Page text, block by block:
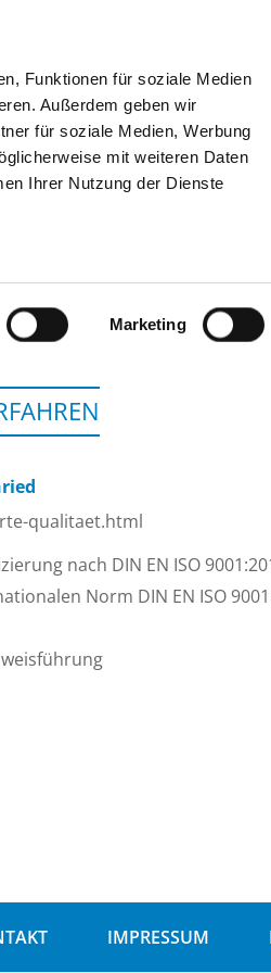
Funktionen für soziale Medien
Außerdem geben wir
für soziale Medien, Werbung
mit weiteren Daten
Ihrer Nutzung der Dienste
Marketing
DAS DKV
qualitaet.html
nach DIN EN ISO
Norm DIN EN ISO
IMPRESSUM